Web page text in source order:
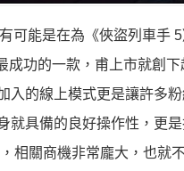
可能是在為《俠盜列車手
功的一款，甫上市就創
入的線上模式更是讓許多
就具備的良好操作性，更
相關商機非常龐大，也就